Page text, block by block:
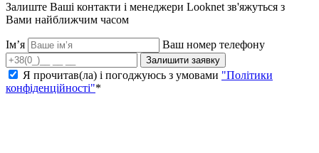
Залиште Ваші контакти і менеджери Looknet зв'яжуться з
Вами найближчим часом
Ім’я Ваш номер телефону
Залишити заявку
Я прочитав(ла) і погоджуюсь з умовами "Політики
конфіденційності"*